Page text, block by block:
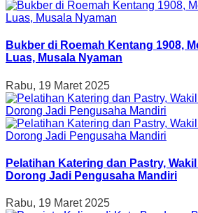
Bukber di Roemah Kentang 1908,
Luas, Musala Nyaman
Rabu, 19 Maret 2025
Pelatihan Katering dan Pastry,
Dorong Jadi Pengusaha Mandiri
Rabu, 19 Maret 2025